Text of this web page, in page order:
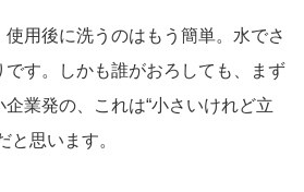
用後に洗うのはもう簡単。水でさ
です。しかも誰がおろしても、まず
業発の、これは“小さいけれど立
と思います。